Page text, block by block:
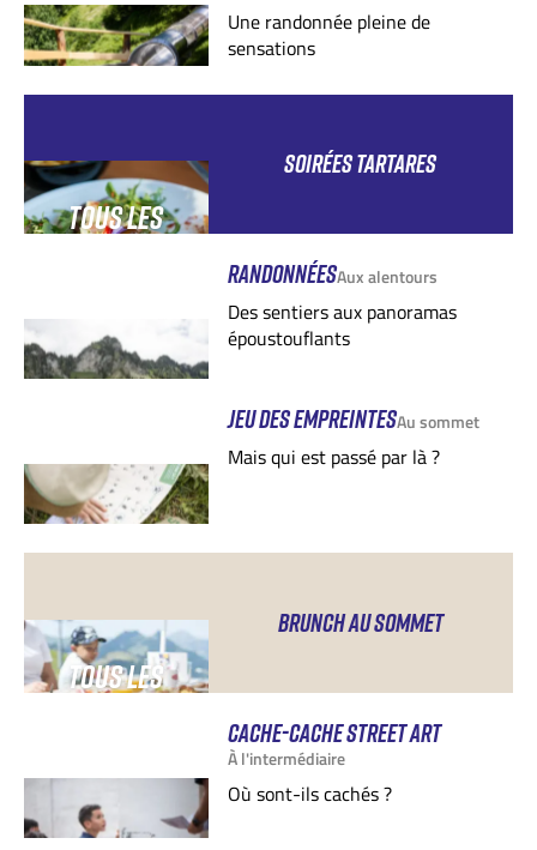
Une randonnée pleine de
sensations
TOUS LES
SOIRÉES TARTARES
RANDONNÉESAux alentours
Des sentiers aux panoramas
époustouflants
JEU DES EMPREINTESAu sommet
Mais qui est passé par là ?
TOUS LES
BRUNCH AU SOMMET
CACHE-CACHE STREET ART
À l'intermédiaire
Où sont-ils cachés ?